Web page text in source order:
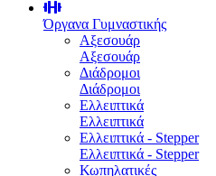
Όργανα Γυμναστικής
Αξεσουάρ
Αξεσουάρ
Διάδρομοι
Διάδρομοι
Ελλειπτικά
Ελλειπτικά
Ελλειπτικά - Stepper
Ελλειπτικά - Stepper
Κωπηλατικές